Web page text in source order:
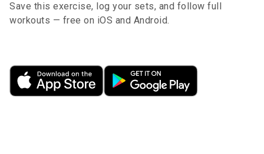
Save this exercise, log your sets, and follow full
workouts — free on iOS and Android.